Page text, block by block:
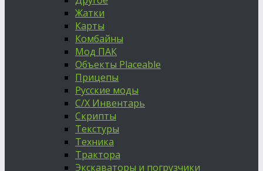
Жатки
Карты
Комбайны
Мод ПАК
Объекты Placeable
Прицепы
Русские моды
С/Х Инвентарь
Скрипты
Текстуры
Техника
Трактора
Экскаваторы и погрузчики